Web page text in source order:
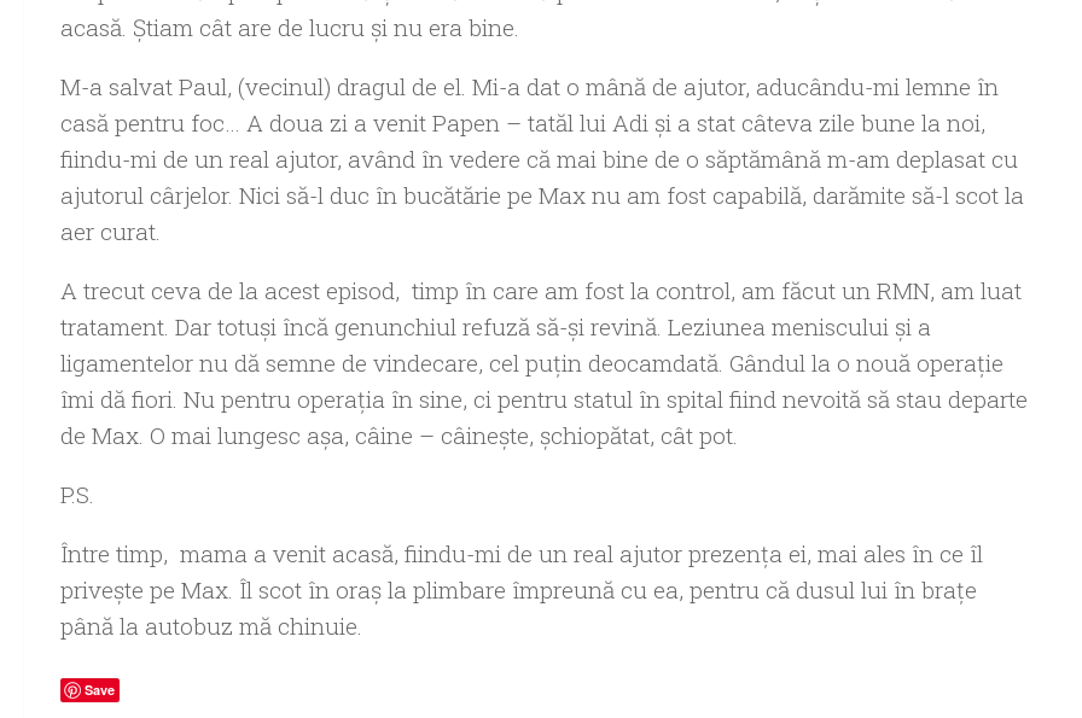
acasă. Știam cât are de lucru și nu era bine.
M-a salvat Paul, (vecinul) dragul de el. Mi-a dat o mână de ajutor, aducându-mi lemne în
casă pentru foc… A doua zi a venit Papen – tatăl lui Adi şi a stat câteva zile bune la noi,
fiindu-mi de un real ajutor, având în vedere că mai bine de o săptămână m-am deplasat cu
ajutorul cârjelor. Nici să-l duc în bucătărie pe Max nu am fost capabilă, darămite să-l scot la
aer curat.
A trecut ceva de la acest episod, timp în care am fost la control, am făcut un RMN, am luat
tratament. Dar totuşi încă genunchiul refuză să-şi revină. Leziunea meniscului şi a
ligamentelor nu dă semne de vindecare, cel puţin deocamdată. Gândul la o nouă operaţie
îmi dă fiori. Nu pentru operaţia în sine, ci pentru statul în spital fiind nevoită să stau departe
de Max. O mai lungesc aşa, câine – câineşte, şchiopătat, cât pot.
P.S.
Între timp, mama a venit acasă, fiindu-mi de un real ajutor prezenţa ei, mai ales în ce îl
priveşte pe Max. Îl scot în oraş la plimbare împreună cu ea, pentru că dusul lui în braţe
până la autobuz mă chinuie.
Save